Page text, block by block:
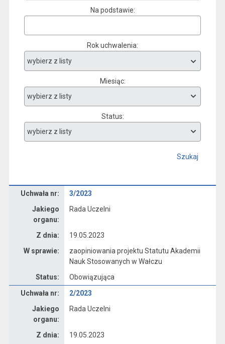
Na podstawie
Rok uchwalenia
Miesiąc
Status
Szukaj
Uchwała nr:
3/2023
Jakiego
organu:
Rada Uczelni
Z dnia:
19.05.2023
W sprawie:
zaopiniowania projektu Statutu Akademii
Nauk Stosowanych w Wałczu
Status:
Obowiązująca
Uchwała nr:
2/2023
Jakiego
organu:
Rada Uczelni
Z dnia:
19.05.2023